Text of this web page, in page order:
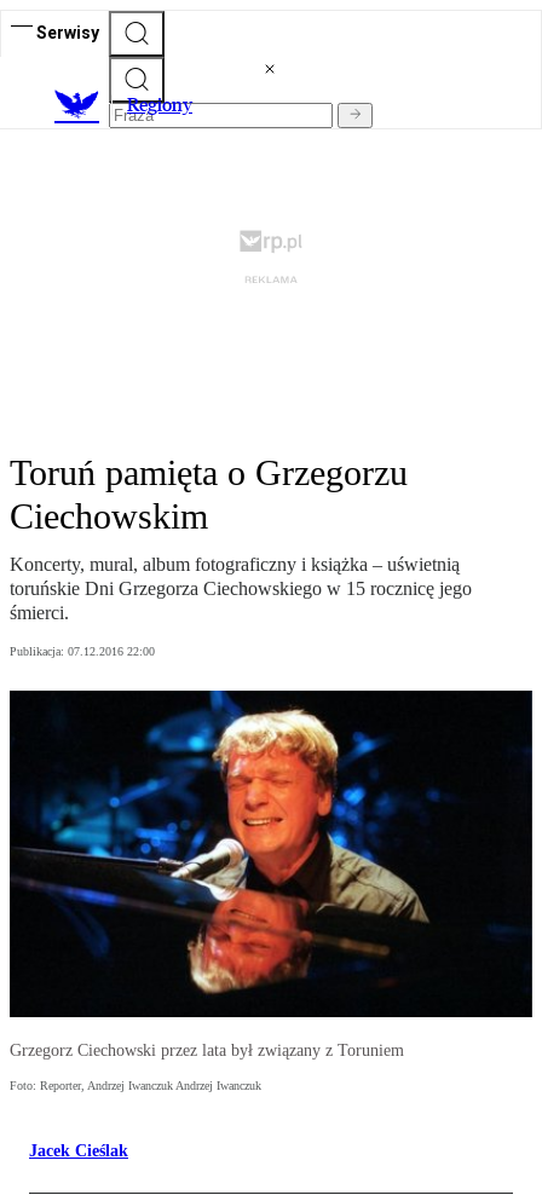
Serwisy
Regiony
Toruń pamięta o Grzegorzu
Ciechowskim
Koncerty, mural, album fotograficzny i książka – uświetnią
toruńskie Dni Grzegorza Ciechowskiego w 15 rocznicę jego
śmierci.
Publikacja: 07.12.2016 22:00
Grzegorz Ciechowski przez lata był związany z Toruniem
Foto: Reporter, Andrzej Iwanczuk Andrzej Iwanczuk
Jacek Cieślak